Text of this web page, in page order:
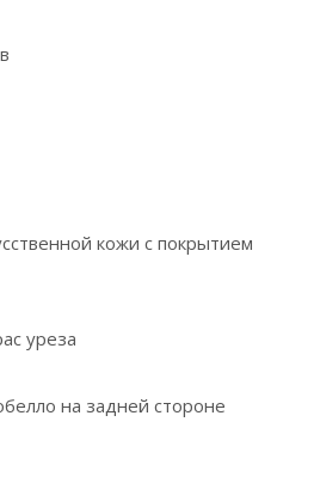
кожи с покрытием
уреза
на задней стороне